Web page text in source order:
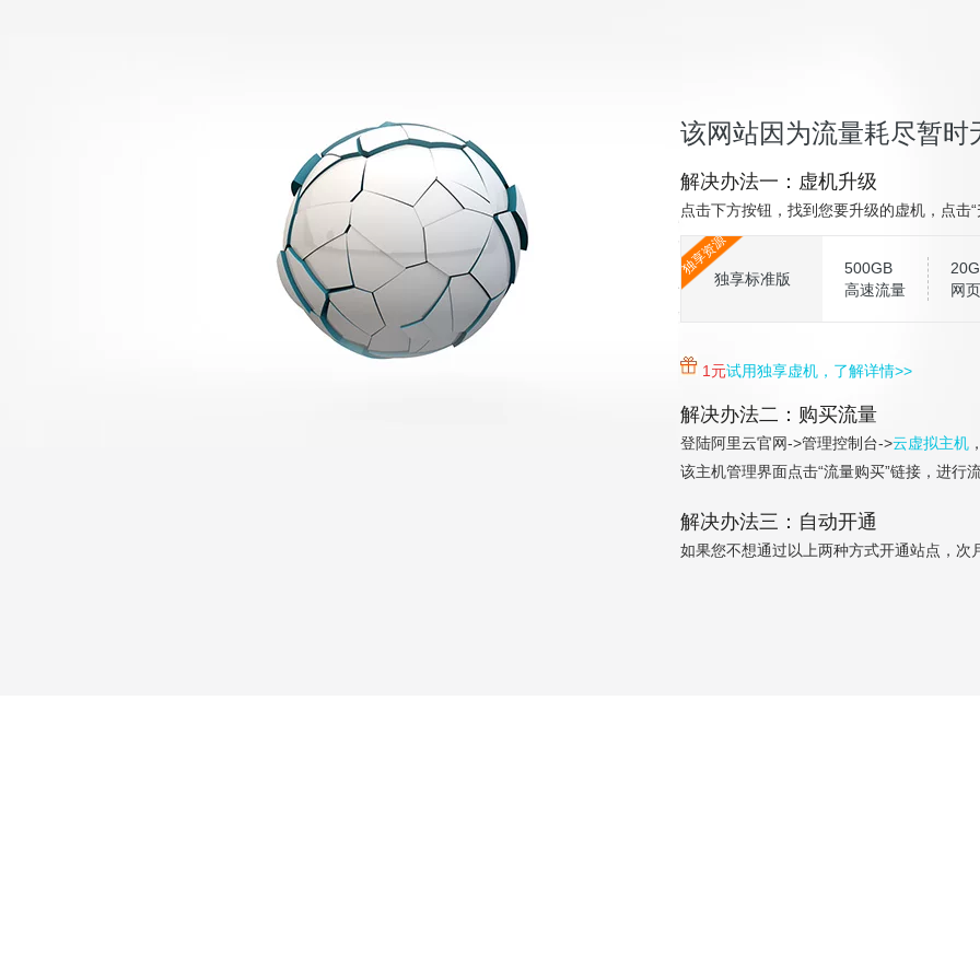
该网站因为流量耗尽暂时
解决办法一：虚机升级
点击下方按钮，找到您要升级的虚机，点击
独享资源
独享标准版
500GB
高速流量
网
1元试用独享虚机，了解详情>>
解决办法二：购买流量
登陆阿里云官网->管理控制台->云虚拟主机
该主机管理界面点击“流量购买”链接，进行
解决办法三：自动开通
如果您不想通过以上两种方式开通站点，次